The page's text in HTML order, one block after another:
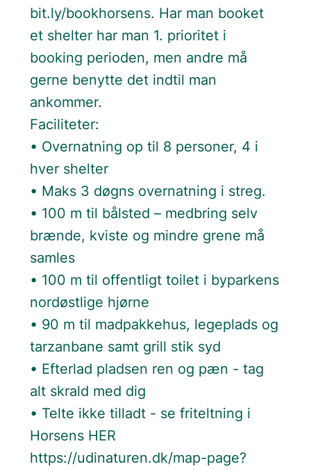
bit.ly/bookhorsens. Har man booket
et shelter har man 1. prioritet i
booking perioden, men andre må
gerne benytte det indtil man
ankommer.
Faciliteter:
• Overnatning op til 8 personer, 4 i
hver shelter
• Maks 3 døgns overnatning i streg.
• 100 m til bålsted – medbring selv
brænde, kviste og mindre grene må
samles
• 100 m til offentligt toilet i byparkens
nordøstlige hjørne
• 90 m til madpakkehus, legeplads og
tarzanbane samt grill stik syd
• Efterlad pladsen ren og pæn - tag
alt skrald med dig
• Telte ikke tilladt - se friteltning i
Horsens HER
https://udinaturen.dk/map-page?